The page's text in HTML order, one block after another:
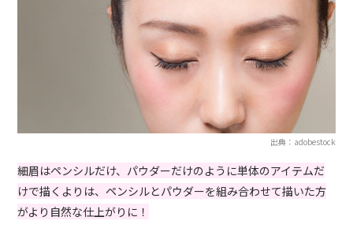
出典：adobestock
細眉はペンシルだけ、パウダーだけのように単体のアイテムだ
けで描くよりは、ペンシルとパウダーを組み合わせて描いた方
がより自然な仕上がりに！